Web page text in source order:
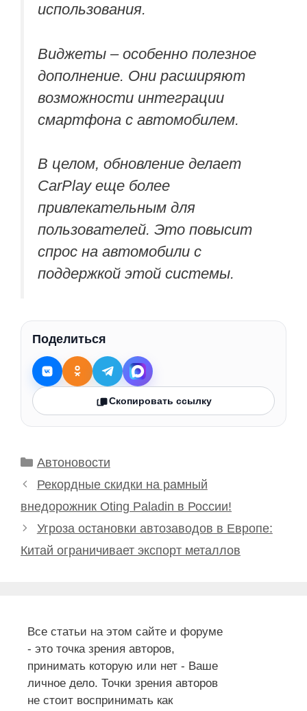
использования.
Виджеты – особенно полезное
дополнение. Они расширяют
возможности интеграции
смартфона с автомобилем.
В целом, обновление делает
CarPlay еще более
привлекательным для
пользователей. Это повысит
спрос на автомобили с
поддержкой этой системы.
Поделиться
Скопировать ссылку
Рубрики
Автоновости
Рекордные скидки на рамный
внедорожник Oting Paladin в России!
Угроза остановки автозаводов в Европе:
Китай ограничивает экспорт металлов
Все статьи на этом сайте и форуме
- это точка зрения авторов,
принимать которую или нет - Ваше
личное дело. Точки зрения авторов
не стоит воспринимать как